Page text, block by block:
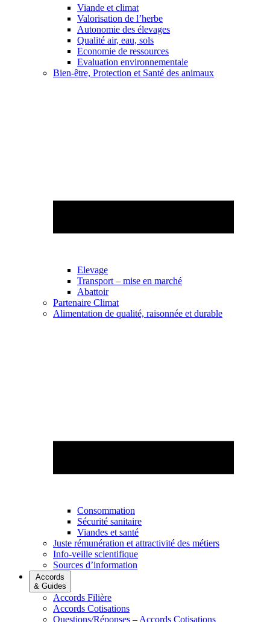
Viande et climat
Valorisation de l’herbe
Autonomie des élevages
Qualité air, eau, sols
Economie de ressources
Evaluation environnementale
Bien-être, Protection et Santé des animaux
Elevage
Transport – mise en marché
Abattoir
Partenaire Climat
Alimentation de qualité, raisonnée et durable
Consommation
Sécurité sanitaire
Viandes et santé
Juste rémunération et attractivité des métiers
Info-veille scientifique
Sources d’information
Accords
& Guides
Accords Filière
Accords Cotisations
Questions/Réponses – Accords Cotisations